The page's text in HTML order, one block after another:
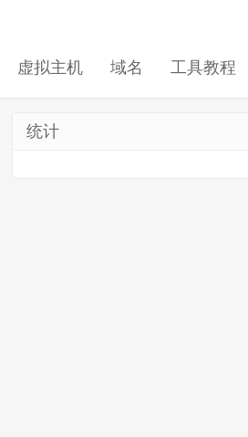
虚拟主机 域名 工具教程
统计